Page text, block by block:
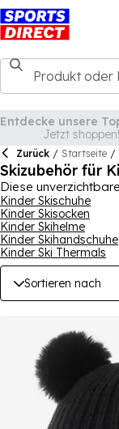
Zurück / Startseite /
Skizubehör für
Diese
Abenteuer! Unsere
Mädchen aller
Spaß. Die
und Fischer bieten
Sicherheitskleidung.
Kinder Skischuhe
Kinder Skisocken
Kinder Skihelme
Kinder Skihandschuhe
Kinder Ski Thermals
Sortieren nach